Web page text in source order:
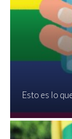
Esto es lo